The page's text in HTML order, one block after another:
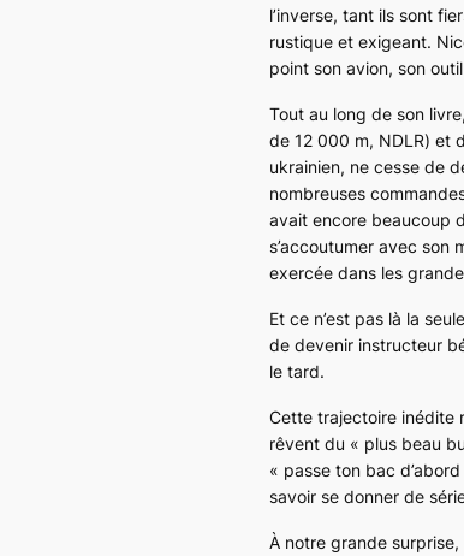
l’inverse, tant ils sont
rustique et exigeant.
point son avion, son
Tout au long de son
de 12 000 m, NDLR) et
ukrainien, ne cesse de
nombreuses
avait encore beaucoup
s’accoutumer avec son
exercée dans les
Et ce n’est pas là la
de devenir instructeur
le tard.
Cette trajectoire inédite
rêvent du « plus beau
« passe ton bac
savoir se donner de
À notre grande